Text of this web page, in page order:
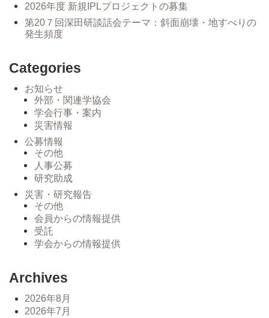
2026年度 新規IPLプロジェクトの募集
第20７回深田研談話会テーマ：斜面崩壊・地すべりの
発生頻度
Categories
お知らせ
外部・関連学協会
学会行事・案内
災害情報
公募情報
その他
人事公募
研究助成
災害・研究報告
その他
会員からの情報提供
受託
学会からの情報提供
Archives
2026年8月
2026年7月